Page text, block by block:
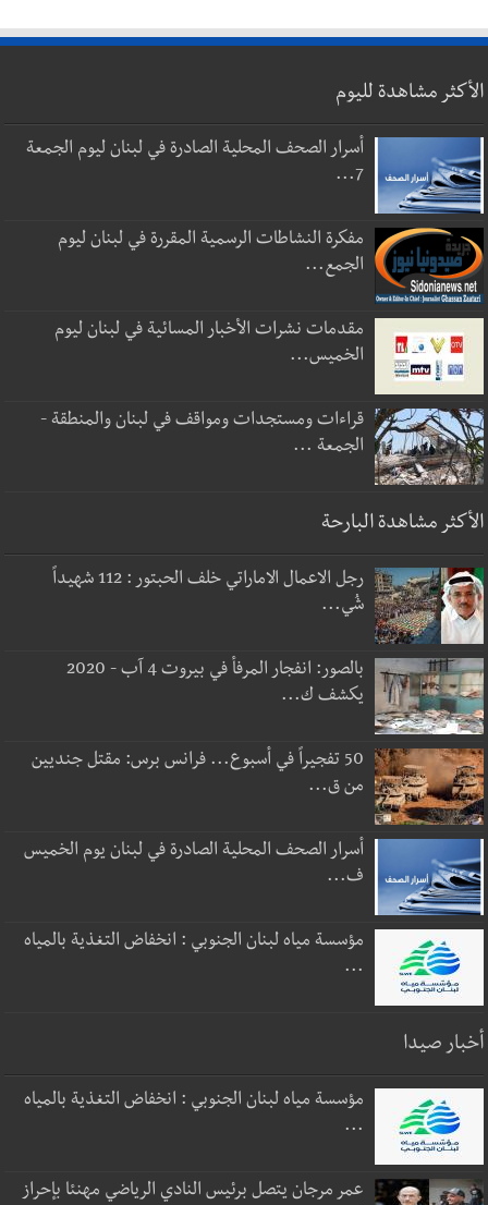
الأكثر مشاهدة لليوم
أسرار الصحف المحلية الصادرة في لبنان ليوم الجمعة
7...
مفكرة النشاطات الرسمية المقررة في لبنان ليوم
الجمع...
مقدمات نشرات الأخبار المسائية في لبنان ليوم
الخميس...
قراءات ومستجدات ومواقف في لبنان والمنطقة -
الجمعة ...
الأكثر مشاهدة البارحة
رجل الاعمال الاماراتي خلف الحبتور : 112 شهيداً
شُي...
بالصور: انفجار المرفأ في بيروت 4 آب - 2020
يكشف ك...
50 تفجيراً في أسبوع... فرانس برس: مقتل جنديين
من ق...
أسرار الصحف المحلية الصادرة في لبنان يوم الخميس
ف...
مؤسسة مياه لبنان الجنوبي : انخفاض التغذية بالمياه
...
أخبار صيدا
مؤسسة مياه لبنان الجنوبي : انخفاض التغذية بالمياه
...
عمر مرجان يتصل برئيس النادي الرياضي مهنئا بإحراز